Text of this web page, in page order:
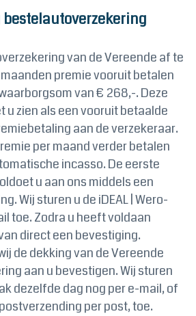
van de Vereende af te
premie vooruit betalen
van € 268,-. Deze
u zien als een vooruit betaalde
aan de verzekeraar.
per maand verder betalen
incasso. De eerste
u aan ons middels een
Wij sturen u de iDEAL | Wero-
toe. Zodra u heeft voldaan
direct een bevestiging.
de dekking van de Vereende
aan u bevestigen. Wij sturen
dezelfde dag nog per e-mail, of
per post, toe.